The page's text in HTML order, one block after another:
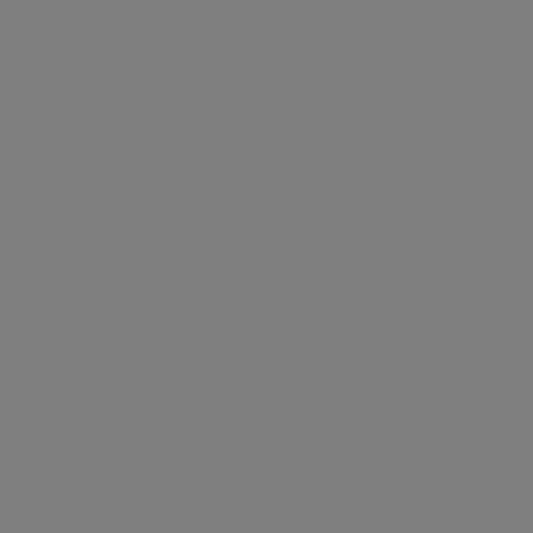
Vouvray avec ce Brut Bernard
et la fraîcheur de la Loire.
offre une expérience
Domaine des Aubuisières.Ses
des arômes délicats de fruits et